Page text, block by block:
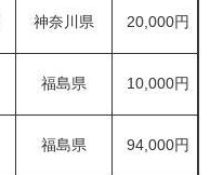
神奈川県 20,000円
福島県 10,000円
福島県 94,000円